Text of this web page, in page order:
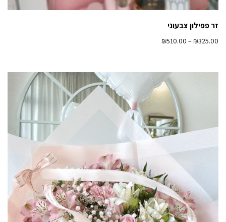
זר פפילון צבעוני
₪325.00
–
₪510.00